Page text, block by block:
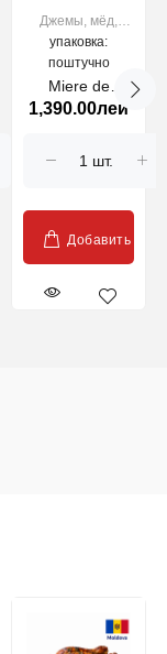
Джемы, мёд,
варенье
упаковка:
поштучно
Miere de
Manuka MGO
Manuka Health
1,390.00лей
Добавить